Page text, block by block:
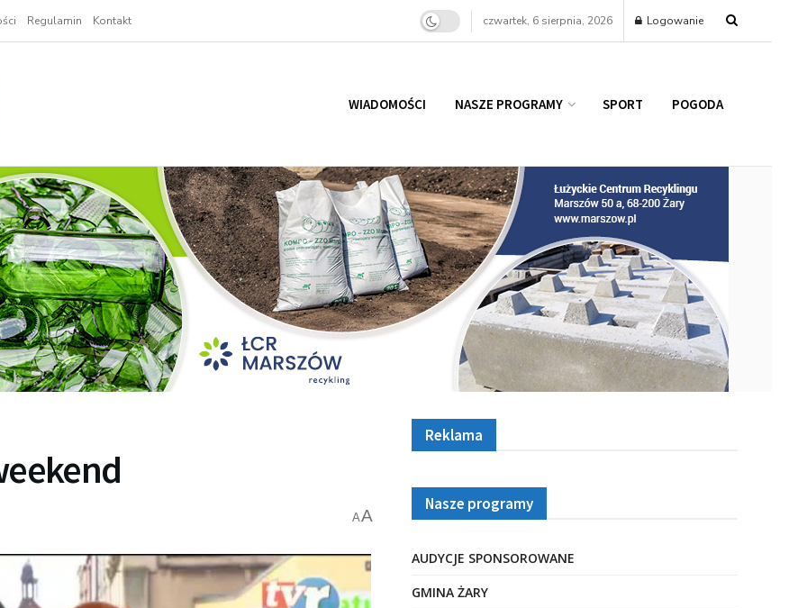
Regulamin Kontakt czwartek, 6 sierpnia, 2026 Logowanie
WIADOMOŚCI NASZE PROGRAMY SPORT POGODA
AA
Reklama
Nasze programy
AUDYCJE SPONSOROWANE
GMINA ŻARY